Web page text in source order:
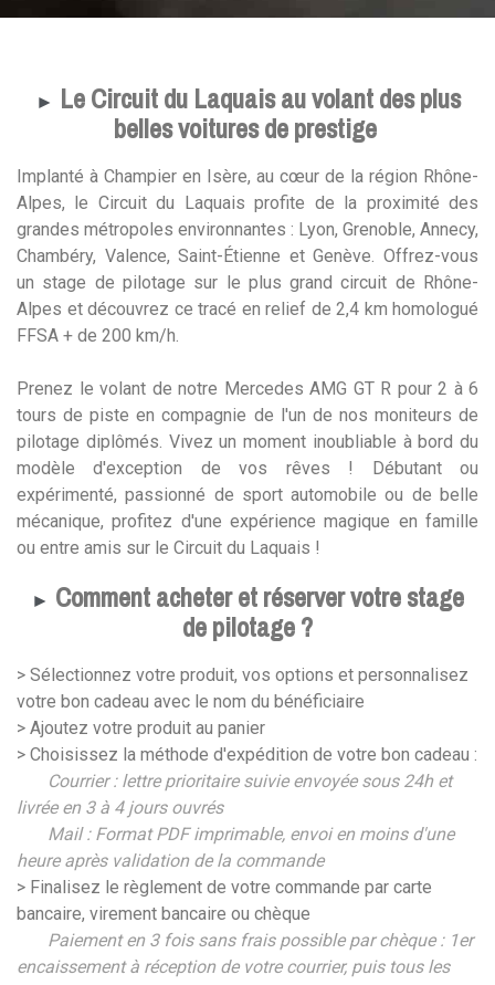
► Le Circuit du Laquais au volant des plus
belles voitures de prestige
Implanté à Champier en Isère, au cœur de la région Rhône-
Alpes, le Circuit du Laquais profite de la proximité des
grandes métropoles environnantes : Lyon, Grenoble, Annecy,
Chambéry, Valence, Saint-Étienne et Genève. Offrez-vous
un stage de pilotage sur le plus grand circuit de Rhône-
Alpes et découvrez ce tracé en relief de 2,4 km homologué
FFSA + de 200 km/h.
Prenez le volant de notre Mercedes AMG GT R pour 2 à 6
tours de piste en compagnie de l'un de nos moniteurs de
pilotage diplômés. Vivez un moment inoubliable à bord du
modèle d'exception de vos rêves ! Débutant ou
expérimenté, passionné de sport automobile ou de belle
mécanique, profitez d'une expérience magique en famille
ou entre amis sur le Circuit du Laquais !
► Comment acheter et réserver votre stage
de pilotage ?
> Sélectionnez votre produit, vos options et personnalisez
votre bon cadeau avec le nom du bénéficiaire
> Ajoutez votre produit au panier
> Choisissez la méthode d'expédition de votre bon cadeau :
Courrier : lettre prioritaire suivie envoyée sous 24h et
livrée en 3 à 4 jours ouvrés
Mail : Format PDF imprimable, envoi en moins d'une
heure après validation de la commande
> Finalisez le règlement de votre commande par carte
bancaire, virement bancaire ou chèque
Paiement en 3 fois sans frais possible par chèque : 1er
encaissement à réception de votre courrier, puis tous les